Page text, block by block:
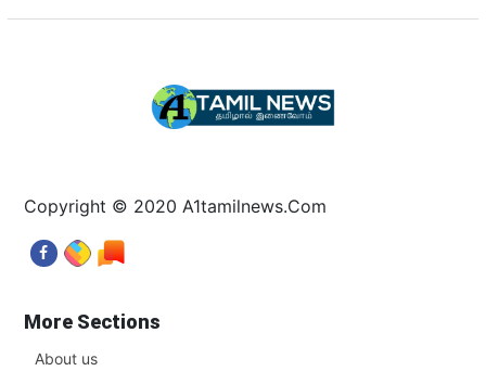
Copyright © 2020 A1tamilnews.Com
More Sections
About us